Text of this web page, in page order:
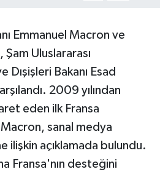
Emmanuel Macron ve
Uluslararası
Dışişleri Bakanı Esad
2009 yılından
eden ilk Fransa
sanal medya
ilişkin açıklamada bulundu.
Fransa'nın desteğini